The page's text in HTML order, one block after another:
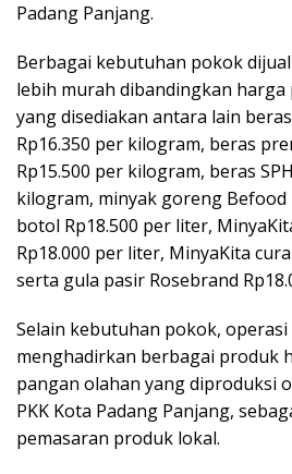
Padang Panjang.
Berbagai kebutuhan pokok
lebih murah dibandingkan harga
yang disediakan antara lain
Rp16.350 per kilogram, beras
Rp15.500 per kilogram, beras
kilogram, minyak goreng Befood
botol Rp18.500 per liter,
Rp18.000 per liter, MinyaKita
serta gula pasir Rosebrand
Selain kebutuhan pokok,
menghadirkan berbagai produk
pangan olahan yang diproduksi
PKK Kota Padang Panjang,
pemasaran produk lokal.